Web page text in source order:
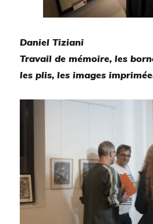
Daniel Tiziani
Travail de mémoire, les
les plis, les images